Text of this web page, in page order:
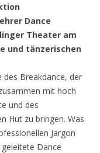
Dance
Theater am
und tänzerischen
des Breakdance, der
mit hoch
und des
Hut zu bringen. Was
Jargon
Dance